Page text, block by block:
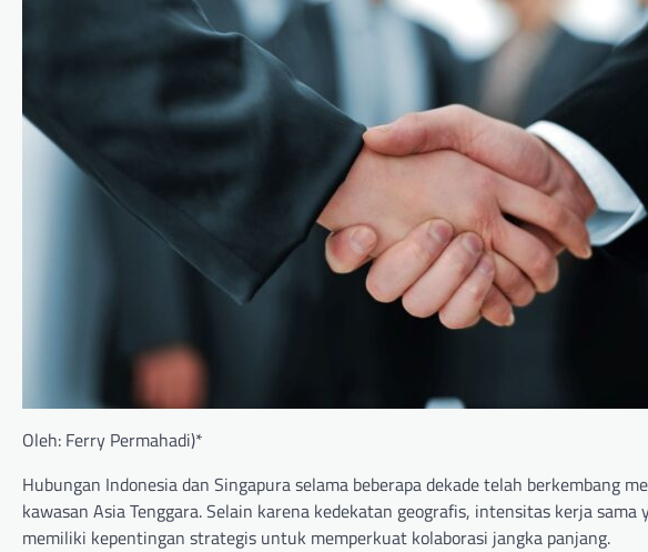
Oleh: Ferry Permahadi)*
Hubungan Indonesia dan Singapura selama beberapa dekade telah berkembang
kawasan Asia Tenggara. Selain karena kedekatan geografis, intensitas kerja
memiliki kepentingan strategis untuk memperkuat kolaborasi jangka panjang.